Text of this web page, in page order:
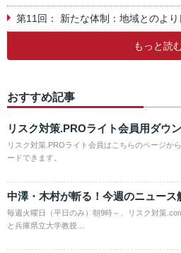
第11回： 新たな体制：地域とのよ
もっと読
おすすめ記事
リスク対策.PROライト会員用ダウ
リスク対策.PROライト会員はこちらのページか
ードできます。
中澤・木村が斬る！今週のニュース
毎週火曜日（平日のみ）朝9時～、リスク対策
と兵庫県立大学教授…